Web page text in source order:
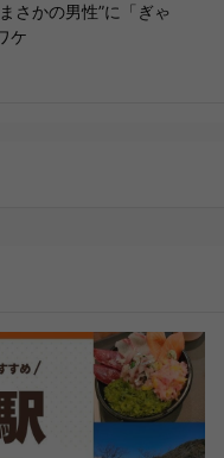
さかの男性”に「ぎゃ
ケ